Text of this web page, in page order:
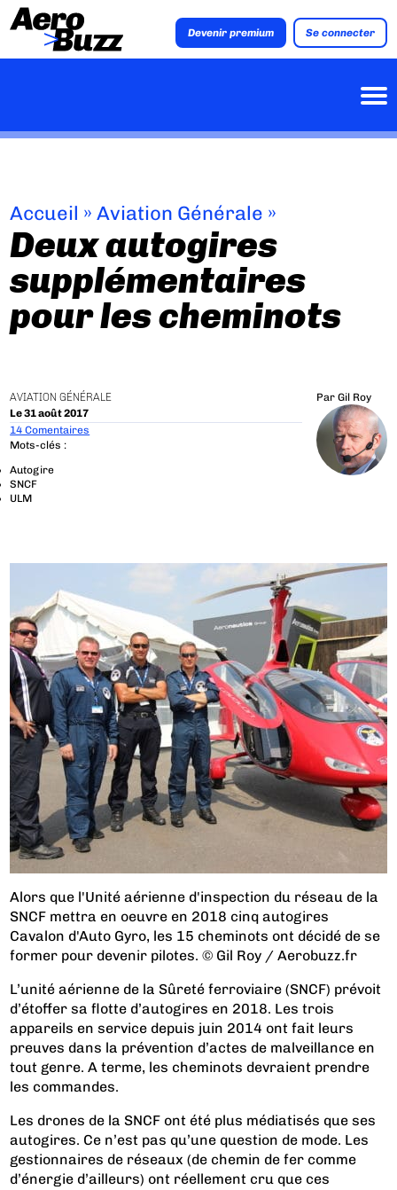
Devenir premium Se connecter
Accueil »Aviation Générale »
Deux autogires
supplémentaires
pour les cheminots
AVIATION GÉNÉRALE
Le 31 août 2017
Par Gil Roy
14 Comentaires
Mots-clés :
Autogire
SNCF
ULM
Alors que l'Unité aérienne d'inspection du réseau de la
SNCF mettra en oeuvre en 2018 cinq autogires
Cavalon d'Auto Gyro, les 15 cheminots ont décidé de se
former pour devenir pilotes. © Gil Roy / Aerobuzz.fr
L’unité aérienne de la Sûreté ferroviaire (SNCF) prévoit
d’étoffer sa flotte d’autogires en 2018. Les trois
appareils en service depuis juin 2014 ont fait leurs
preuves dans la prévention d’actes de malveillance en
tout genre. A terme, les cheminots devraient prendre
les commandes.
Les drones de la SNCF ont été plus médiatisés que ses
autogires. Ce n’est pas qu’une question de mode. Les
gestionnaires de réseaux (de chemin de fer comme
d’énergie d’ailleurs) ont réellement cru que ces